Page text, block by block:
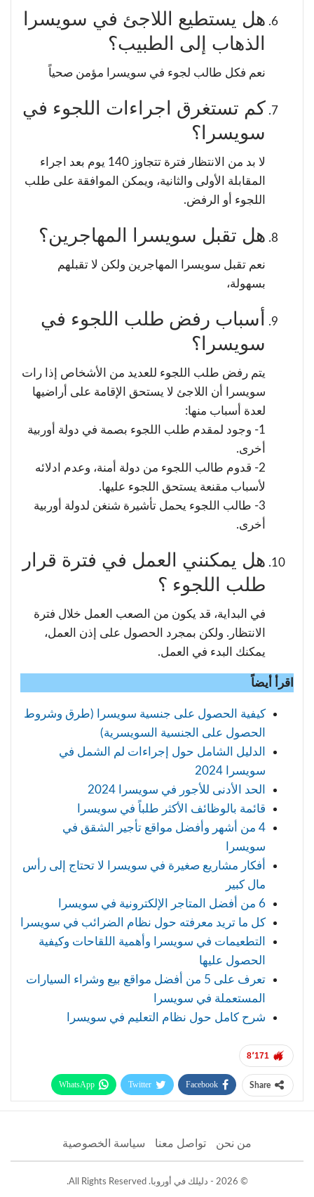
هل يستطيع اللاجئ في سويسرا
الذهاب إلى الطبيب؟
نعم فكل طالب لجوء في سويسرا مؤمن صحياً
كم تستغرق اجراءات اللجوء في
سويسرا؟
لا بد من الانتظار فترة تتجاوز 140 يوم بعد اجراء
المقابلة الأولى والثانية، ويمكن الموافقة على طلب
اللجوء أو الرفض.
هل تقبل سويسرا المهاجرين؟
نعم تقبل سويسرا المهاجرين ولكن لا تقبلهم
بسهولة،
أسباب رفض طلب اللجوء في
سويسرا؟
يتم رفض طلب اللجوء للعديد من الأشخاص إذا رات
سويسرا أن اللاجئ لا يستحق الإقامة على أراضيها
لعدة أسباب منها:
1- وجود لمقدم طلب اللجوء بصمة في دولة أوربية
أخرى.
2- قدوم طالب اللجوء من دولة أمنة، وعدم ادلائه
لأسباب مقنعة يستحق اللجوء عليها.
3- طالب اللجوء يحمل تأشيرة شنغن لدولة أوربية
أخرى.
هل يمكنني العمل في فترة قرار
طلب اللجوء ؟
في البداية، قد يكون من الصعب العمل خلال فترة
الانتظار. ولكن بمجرد الحصول على إذن العمل،
يمكنك البدء في العمل.
اقرأ أيضاً
كيفية الحصول على جنسية سويسرا (طرق وشروط
الحصول على الجنسية السويسرية)
الدليل الشامل حول إجراءات لم الشمل في
سويسرا 2024
الحد الأدنى للأجور في سويسرا 2024
قائمة بالوظائف الأكثر طلباً في سويسرا
4 من أشهر وأفضل مواقع تأجير الشقق في
سويسرا
أفكار مشاريع صغيرة في سويسرا لا تحتاج إلى رأس
مال كبير
6 من أفضل المتاجر الإلكترونية في سويسرا
كل ما تريد معرفته حول نظام الضرائب في سويسرا
التطعيمات في سويسرا وأهمية اللقاحات وكيفية
الحصول عليها
تعرف على 5 من أفضل مواقع بيع وشراء السيارات
المستعملة في سويسرا
شرح كامل حول نظام التعليم في سويسرا
8٬171
Share
Facebook
Twitter
WhatsApp
من نحن تواصل معنا سياسة الخصوصية
© 2026 - دليلك في أوروبا. All Rights Reserved.